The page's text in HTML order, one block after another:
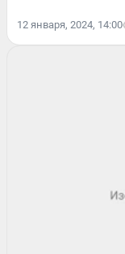
12 января, 2024, 14:00